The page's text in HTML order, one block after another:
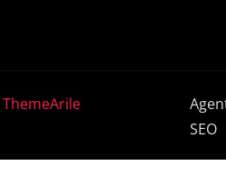
ThemeArile
SEO